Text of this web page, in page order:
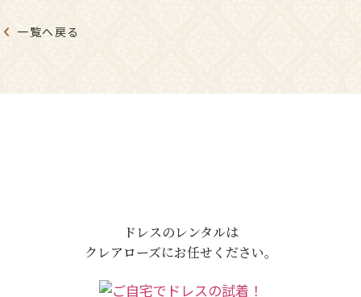
一覧へ戻る
ドレスのレンタルは
クレアローズにお任せください。